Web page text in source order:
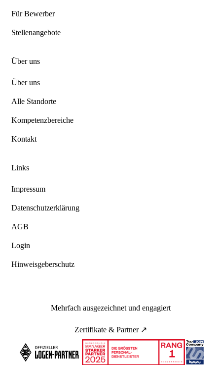
Für Bewerber
Stellenangebote
Über uns
Über uns
Alle Standorte
Kompetenzbereiche
Kontakt
Links
Impressum
Datenschutzerklärung
AGB
Login
Hinweisgeberschutz
Mehrfach ausgezeichnet und engagiert
Zertifikate & Partner ↗